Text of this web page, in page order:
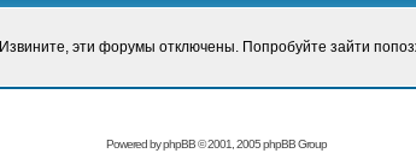
Извините, эти форумы отключены. Попробуйте зайти
Powered byphpBB© 2001, 2005 phpBB Group